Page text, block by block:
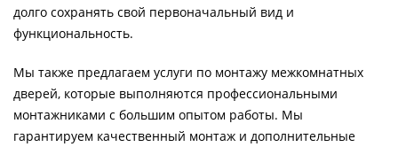
долго сохранять свой первоначальный вид и
функциональность.
Мы также предлагаем услуги по монтажу межкомнатных
дверей, которые выполняются профессиональными
монтажниками с большим опытом работы. Мы
гарантируем качественный монтаж и дополнительные